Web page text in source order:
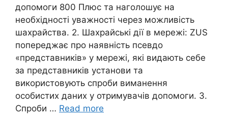
допомоги 800 Плюс та наголошує на
необхідності уважності через можливість
шахрайства. 2. Шахрайські дії в мережі: ZUS
попереджає про наявність псевдо
«представників» у мережі, які видають себе
за представників установи та
використовують спроби виманення
особистих даних у отримувачів допомоги. 3.
Спроби … Read more